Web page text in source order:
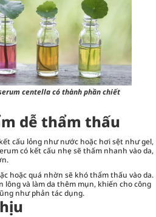
centella có thành phần chiết
dễ thẩm thấu
cấu lỏng như nước hoặc hơi sệt như gel,
có kết cấu nhẹ sẽ thấm nhanh vào da,
hoặc quá nhờn sẽ khó thẩm thấu vào da.
lông và làm da thêm mụn, khiến cho công
như phản tác dụng.